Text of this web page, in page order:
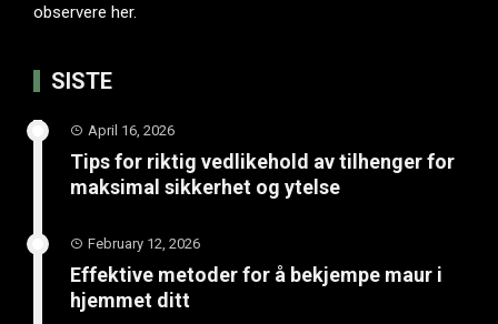
observere her.
SISTE
April 16, 2026
Tips for riktig vedlikehold av tilhenger for
maksimal sikkerhet og ytelse
February 12, 2026
Effektive metoder for å bekjempe maur i
hjemmet ditt